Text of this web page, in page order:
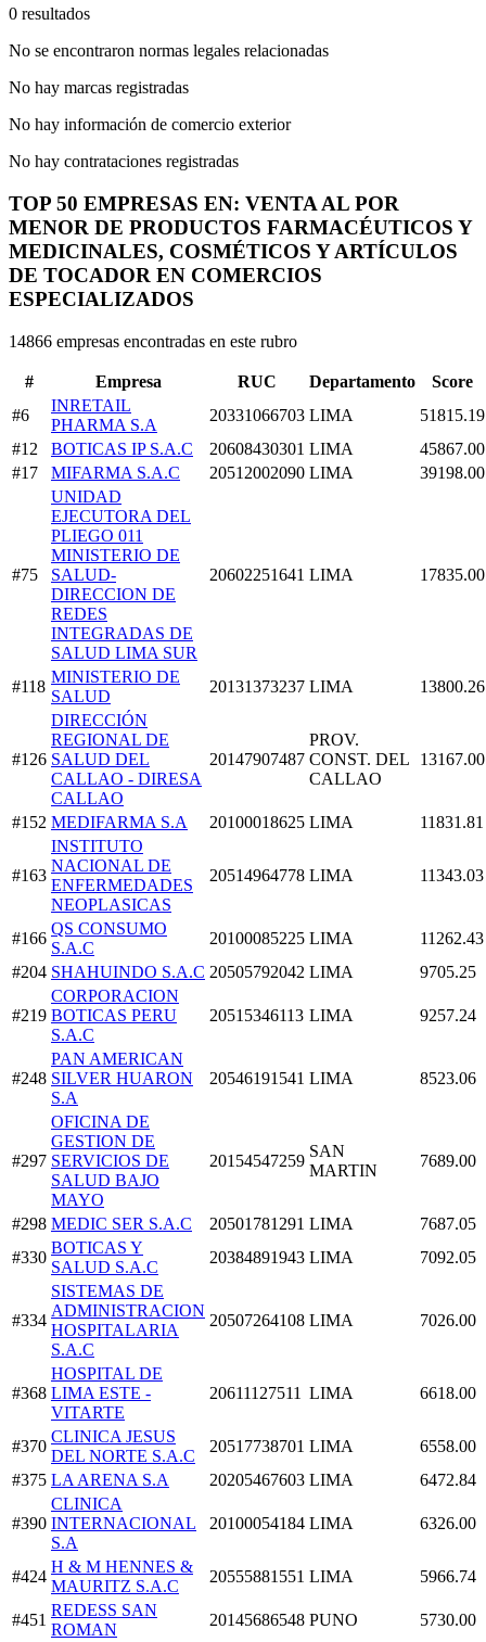
0 resultados
No se encontraron normas legales relacionadas
No hay marcas registradas
No hay información de comercio exterior
No hay contrataciones registradas
TOP 50 EMPRESAS EN: VENTA AL POR
MENOR DE PRODUCTOS FARMACÉUTICOS Y
MEDICINALES, COSMÉTICOS Y ARTÍCULOS
DE TOCADOR EN COMERCIOS
ESPECIALIZADOS
14866 empresas encontradas en este rubro
# Empresa RUC Departamento
Score
#6
INRETAIL
PHARMA S.A
20331066703 LIMA
51815.19
#12
BOTICAS IP S.A.C 20608430301 LIMA
45867.00
#17
MIFARMA S.A.C 20512002090 LIMA 39198.00
#75
UNIDAD
EJECUTORA DEL
PLIEGO 011
MINISTERIO DE
SALUD-
DIRECCION DE
REDES
INTEGRADAS DE
SALUD LIMA SUR
20602251641 LIMA 17835.00
#118
MINISTERIO DE
SALUD
20131373237 LIMA 13800.26
#126
DIRECCIÓN
REGIONAL DE
SALUD DEL
CALLAO - DIRESA
CALLAO
20147907487
PROV.
CONST. DEL
CALLAO
13167.00
#152 MEDIFARMA S.A 20100018625 LIMA 11831.81
#163
INSTITUTO
NACIONAL DE
ENFERMEDADES
NEOPLASICAS
20514964778 LIMA 11343.03
#166
QS CONSUMO
S.A.C
20100085225 LIMA
11262.43
#204 SHAHUINDO S.A.C 20505792042 LIMA 9705.25
#219
CORPORACION
BOTICAS PERU
S.A.C
20515346113 LIMA 9257.24
#248
PAN AMERICAN
SILVER HUARON
S.A
20546191541 LIMA 8523.06
#297
OFICINA DE
GESTION DE
SERVICIOS DE
SALUD BAJO
MAYO
20154547259
SAN
MARTIN
7689.00
#298 MEDIC SER S.A.C 20501781291 LIMA
7687.05
#330
BOTICAS Y
SALUD S.A.C
20384891943 LIMA 7092.05
#334
SISTEMAS DE
ADMINISTRACION
HOSPITALARIA
S.A.C
20507264108 LIMA 7026.00
#368
HOSPITAL DE
LIMA ESTE -
VITARTE
20611127511 LIMA 6618.00
#370
CLINICA JESUS
DEL NORTE S.A.C
20517738701 LIMA
6558.00
#375 LA ARENA S.A 20205467603 LIMA 6472.84
#390
CLINICA
INTERNACIONAL
S.A
20100054184 LIMA 6326.00
#424
H & M HENNES &
MAURITZ S.A.C
20555881551 LIMA 5966.74
#451
REDESS SAN
ROMAN
20145686548 PUNO 5730.00